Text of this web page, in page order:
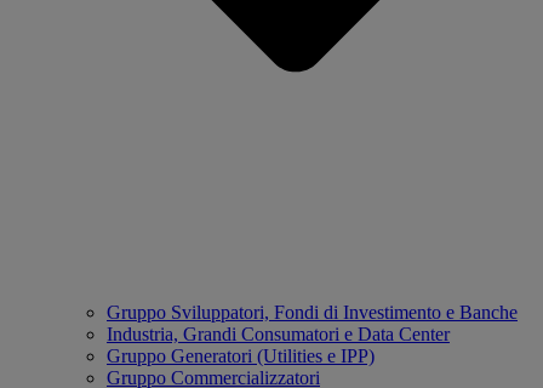
Gruppo Sviluppatori, Fondi di Investimento e Banche
Industria, Grandi Consumatori e Data Center
Gruppo Generatori (Utilities e IPP)
Gruppo Commercializzatori